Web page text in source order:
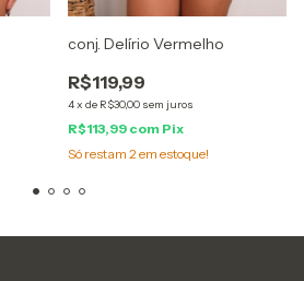
conj. Delírio Vermelho
R$119,99
4x de R$30,00 sem juros
R$113,99 com Pix
Só restam 2em estoque!